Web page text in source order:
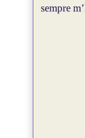
sempre